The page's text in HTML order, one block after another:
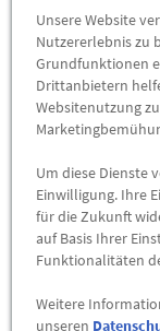
Preis inkl.
Abholbar an
-
Unsere Website
Nutzererlebnis zu
Grundfunktionen
Drittanbietern
Websitenutzung
Um diese Dienste
Einwilligung. Ihre
für die Zukunft
auf Basis Ihrer
Funktionalitäten
Weitere
unseren